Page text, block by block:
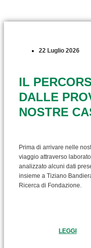
22 Luglio 2026
IL
DALLE
NOSTRE
Prima di arrivare nelle
viaggio attraverso
analizzato alcuni dati
insieme a Tiziano
Ricerca di Fondazione.
LEGGI